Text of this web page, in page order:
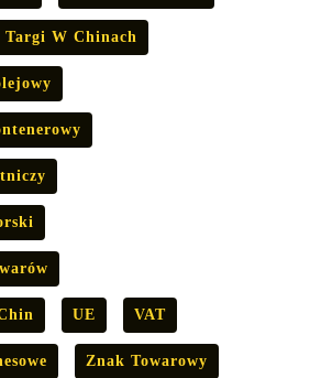
Targi W Chinach
UE VAT
Znak Towarowy